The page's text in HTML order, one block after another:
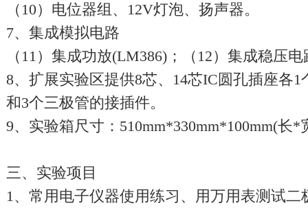
（10）电位器组、12V灯泡、扬声器。
7、集成模拟电路
（11）集成功放(LM386)；（12）集成稳压电
8、扩展实验区提供8芯、14芯IC圆孔插座各
和3个三极管的接插件。
9、实验箱尺寸：510mm*330mm*100mm(长*
三、实验项目
1、常用电子仪器使用练习、用万用表测试二